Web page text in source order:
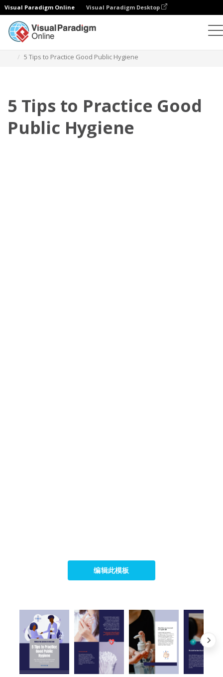
Visual Paradigm Online Visual Paradigm Desktop
5 Tips to Practice Good Public Hygiene
5 Tips to Practice Good
Public Hygiene
编辑此模板